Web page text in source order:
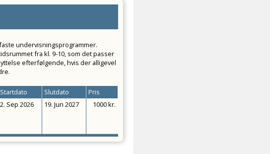
undervisningsprogrammer.
fra kl. 9-10, som det passer
efterfølgende, hvis der alligevel
Startdato Slutdato
Pris
2. Sep 2026 19. Jun 2027 1000 kr.